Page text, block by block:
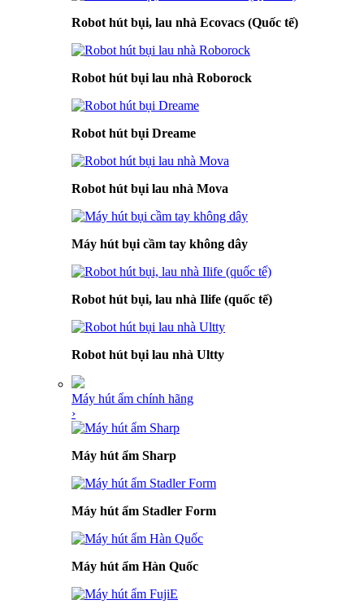
Robot hút bụi, lau nhà Ecovacs (Quốc tế)
Robot hút bụi lau nhà Roborock
Robot hút bụi Dreame
Robot hút bụi lau nhà Mova
Máy hút bụi cầm tay không dây
Robot hút bụi, lau nhà Ilife (quốc tế)
Robot hút bụi lau nhà Ultty
Máy hút ẩm chính hãng
›
Máy hút ẩm Sharp
Máy hút ẩm Stadler Form
Máy hút ẩm Hàn Quốc